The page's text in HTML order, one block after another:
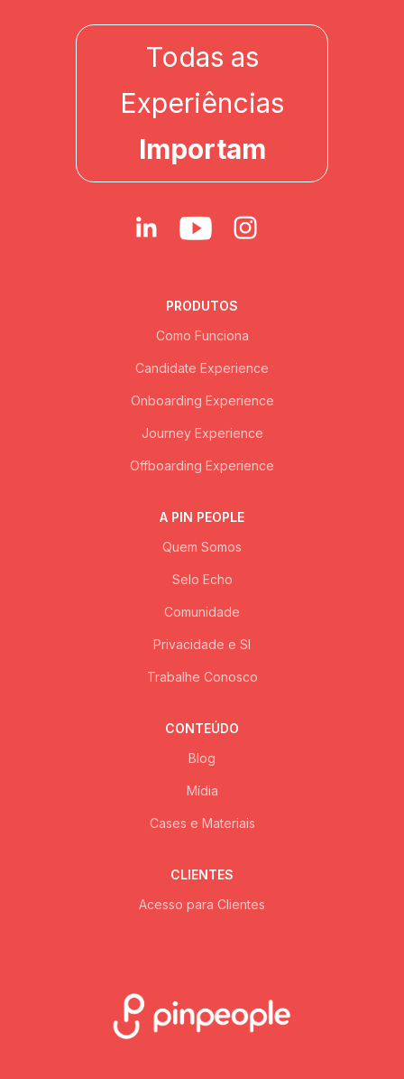
Todas as
Experiências
Importam
PRODUTOS
Como Funciona
Candidate Experience
Onboarding Experience
Journey Experience
Offboarding Experience
A PIN PEOPLE
Quem Somos
Selo Echo
Comunidade
Privacidade e SI
Trabalhe Conosco
CONTEÚDO
Blog
Mídia
Cases e Materiais
CLIENTES
Acesso para Clientes